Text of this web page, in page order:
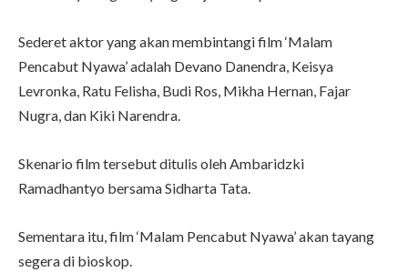
Sederet aktor yang akan membintangi film ‘Malam
Pencabut Nyawa’ adalah Devano Danendra, Keisya
Levronka, Ratu Felisha, Budi Ros, Mikha Hernan, Fajar
Nugra, dan Kiki Narendra.
Skenario film tersebut ditulis oleh Ambaridzki
Ramadhantyo bersama Sidharta Tata.
Sementara itu, film ‘Malam Pencabut Nyawa’ akan tayang
segera di bioskop.